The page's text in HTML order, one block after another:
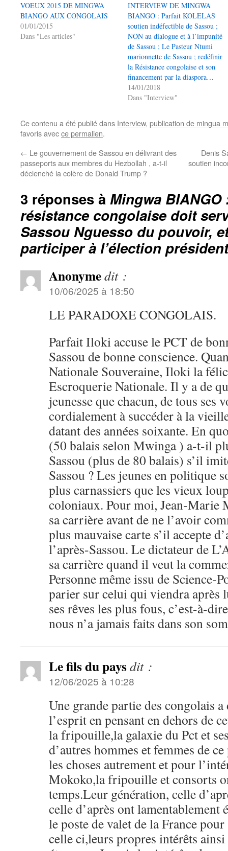
VOEUX 2015 DE MINGWA
BIANGO AUX CONGOLAIS
01/01/2015
Dans "Les articles"
INTERVIEW DE MINGWA
BIANGO : Parfait KOLELAS
soutien indéfectible de Sassou ;
NON au dialogue et à l’impunité
de Sassou ; Le Pasteur Ntumi
marionnette de Sassou ; redéfinir
la Résistance congolaise et son
financement par la diaspora…
14/01/2018
Dans "Interview"
Ce contenu a été publié dans Interview, publication de mingua
favoris avecce permalien.
← Le gouvernement de Sassou en délivrant des
passeports aux membres du Hezbollah , a-t-il
déclenché la colère de Donald Trump ?
Denis
soutien
3 réponses à Mingwa BIANGO
résistance congolaise doit
Sassou Nguesso du pouvoir,
participer à l’élection
Anonymedit :
10/06/2025 à 18:50
LE PARADOXE CONGOLAIS.
Parfait Iloki accuse le PCT de
Sassou de bonne conscience.
Nationale Souveraine, Iloki la
Escroquerie Nationale. Il y a de
jeunesse que chacun, de tous
cordialement à succéder à la
datant des années soixante. En
(50 balais selon Mwinga ) a-t-il
Sassou (plus de 80 balais) s’il
Sassou ? Les jeunes en politique
plus carnassiers que les vieux
coloniaux. Pour moi, Jean-Marie
sa carrière avant de ne l’avoir
plus mauvaise carte s’il accepte
l’après-Sassou. Le dictateur de
sa carrière quand il veut la
Personne même issu de Science-
parier sur celui qui viendra après
ses rêves les plus fous, c’est-à-
nous n’a jamais faits dans son
Le fils du paysdit :
12/06/2025 à 10:28
Une grande partie des congolais
l’esprit en pensant en dehors de
la fripouille,la galaxie du Pct et
d’autres hommes et femmes de
les choses autrement et pour
Mokoko,la fripouille et consorts
temps.Leur génération, celle
celle d’après ont lamentablement
le poste de valet de la France
celle ci,leurs propres intérêts ainsi